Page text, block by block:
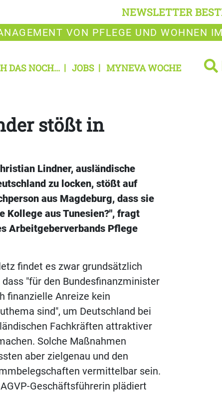
NEWSLETTER
VON PFLEGE UND WOHNEN
DAS NOCH... JOBS MYNEVA WOCHE
stößt in
Lindner, ausländische
zu locken, stößt auf
aus Magdeburg, dass sie
Kollege aus Tunesien?", fragt
Arbeitgeberverbands Pflege
findet es zwar grundsätzlich
dass "für den Bundesfinanzminister
finanzielle Anreize kein
sind", um Deutschland bei
Fachkräften attraktiver
Solche Maßnahmen
aber zielgenau und den
vermittelbar sein.
Geschäftsführerin plädiert